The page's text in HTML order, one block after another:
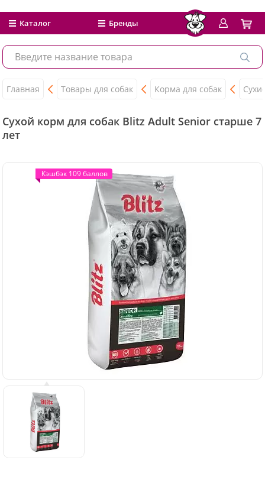
Каталог Бренды
Главная Товары для собак Корма для собак
Сухой корм для собак Blitz Adult Senior старше 7
лет
Кэшбэк 109 баллов